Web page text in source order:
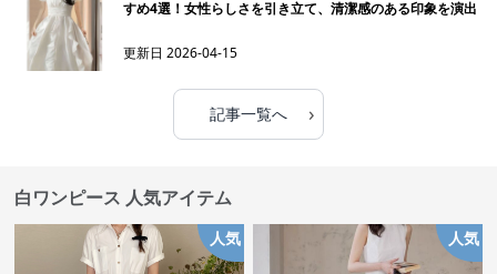
すめ4選！女性らしさを引き立て、清潔感のある印象を演出
更新日2026-04-15
記事一覧へ ›
白ワンピース 人気アイテム
人気 人気